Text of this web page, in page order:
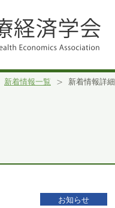
新着情報一覧 新着情報詳細
お知らせ